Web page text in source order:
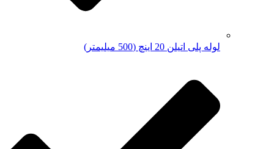
لوله پلی اتیلن 20 اینچ (500 میلیمتر)